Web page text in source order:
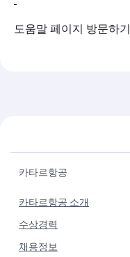
도움말 페이지 방문하기
카타르항공
카타르항공 소개
수상경력
채용정보